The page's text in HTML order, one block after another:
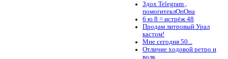
Здох Telegram ,
помогитеклОпОна
6 ю 8 = истрёж 48
Продам литровый Урал
кастом!
Мне сегодня 50...
Отличие ходовой ретро и
волк